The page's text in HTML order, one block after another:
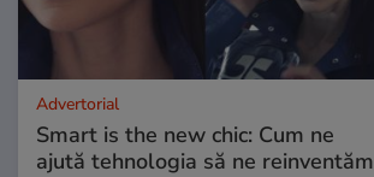
Advertorial
Smart is the new chic: Cum ne
ajută tehnologia să ne reinventăm